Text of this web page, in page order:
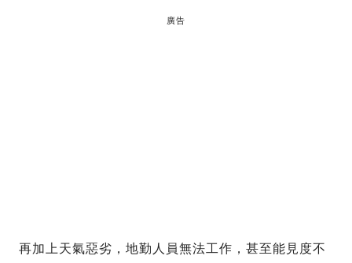
廣告
再加上天氣惡劣，地勤人員無法工作，甚至能見度不